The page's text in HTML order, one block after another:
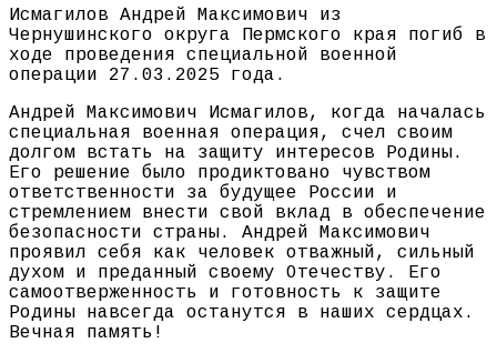
Исмагилов Андрей Максимович из
Чернушинского округа Пермского края погиб в
ходе проведения специальной военной
операции 27.03.2025 года.
Андрей Максимович Исмагилов, когда началась
специальная военная операция, счел своим
долгом встать на защиту интересов Родины.
Его решение было продиктовано чувством
ответственности за будущее России и
стремлением внести свой вклад в обеспечение
безопасности страны. Андрей Максимович
проявил себя как человек отважный, сильный
духом и преданный своему Отечеству. Его
самоотверженность и готовность к защите
Родины навсегда останутся в наших сердцах.
Вечная память!